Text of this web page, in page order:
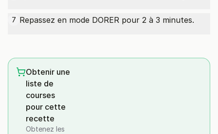
7 Repassez en mode DORER pour 2 à 3 minutes.
Obtenir une
liste de
courses
pour cette
recette
Obtenez les